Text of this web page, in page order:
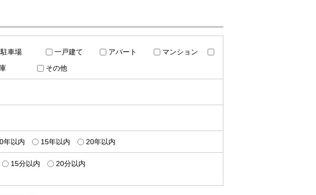
駐車場 一戸建て アパート マンション
その他
年以内 15年以内 20年以内
15分以内
20分以内